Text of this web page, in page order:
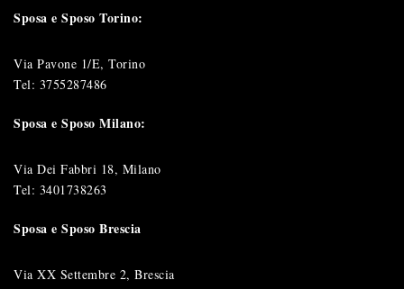
Sposa e Sposo Torino:
Via Pavone 1/E, Torino
Tel: 3755287486
Sposa e Sposo Milano:
Via Dei Fabbri 18, Milano
Tel: 3401738263
Sposa e Sposo Brescia
Via XX Settembre 2, Brescia